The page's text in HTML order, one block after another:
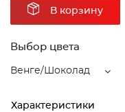
В корзину
Выбор цвета
Венге/Шоколад
Характеристики